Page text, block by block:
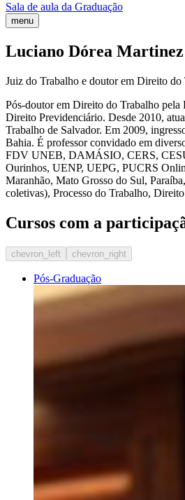
Sala de aula da Graduação
menu
Luciano Dórea
Juiz do Trabalho e doutor em Direito do
Pós-doutor em Direito do Trabalho
Direito Previdenciário. Desde 2010,
Trabalho de Salvador. Em 2009,
Bahia. É professor convidado em
FDV UNEB, DAMÁSIO, CERS,
Ourinhos, UENP, UEPG, PUCRS
Maranhão, Mato Grosso do Sul,
coletivas), Processo do Trabalho,
Cursos com a
chevron_left chevron_right
Pós-Graduação